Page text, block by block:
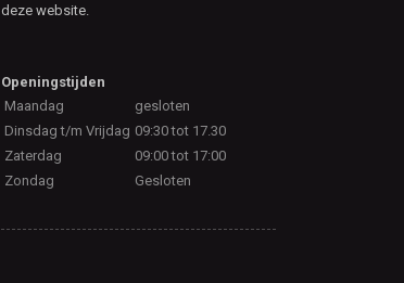
deze website.
Openingstijden
Maandag
gesloten
Dinsdag t/m Vrijdag 09:30 tot 17.30
Zaterdag
09:00 tot 17:00
Zondag
Gesloten